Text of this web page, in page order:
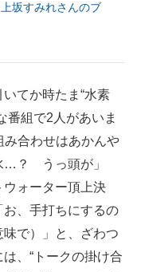
上坂すみれさんのブ
てか時たま“水素
番組で2人があいま
合わせはあかんや
？ うっ頭が」
ウォーター頂上決
、手打ちにするの
で）」と、ざわつ
、“トークの掛け合